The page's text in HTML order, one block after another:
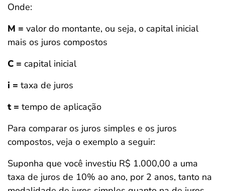
Onde:
M = valor do montante, ou seja, o capital inicial
mais os juros compostos
C = capital inicial
i = taxa de juros
t = tempo de aplicação
Para comparar os juros simples e os juros
compostos, veja o exemplo a seguir:
Suponha que você investiu R$ 1.000,00 a uma
taxa de juros de 10% ao ano, por 2 anos, tanto na